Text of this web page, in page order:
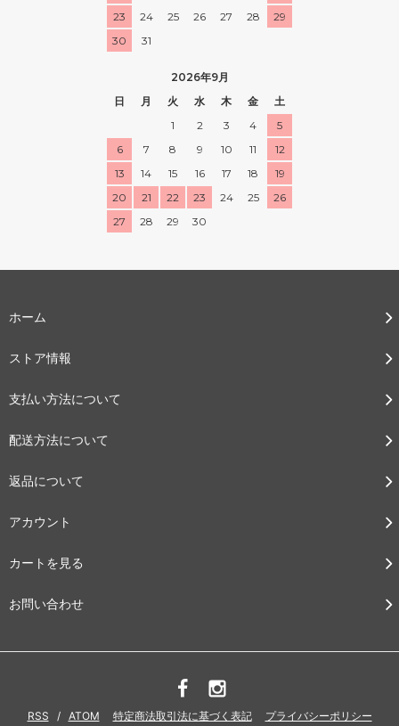
23
24 25 26 27 28
29
30
31
2026年9月
日
月 火 水 木 金
土
1
2 3 4
5
6
7 8 9 10 11
12
13
14 15 16 17 18
19
20
21 22 23 24 25
26
27
28 29 30
ホーム
ストア情報
支払い方法について
配送方法について
返品について
アカウント
カートを見る
お問い合わせ
RSS / ATOM 特定商法取引法に基づく表記 プライバシーポリシー